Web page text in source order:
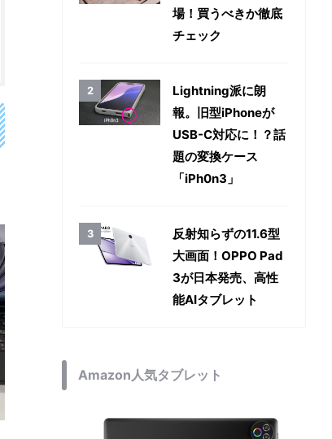
場！買うべきか徹底
チェック
Lightning派に朗
報。旧型iPhoneが
USB-C対応に！？話
題の変換ケース
「iPh0n3」
反射知らずの11.6型
大画面！OPPO Pad
3が日本発売、高性
能AIタブレット
Amazon人気タブレット